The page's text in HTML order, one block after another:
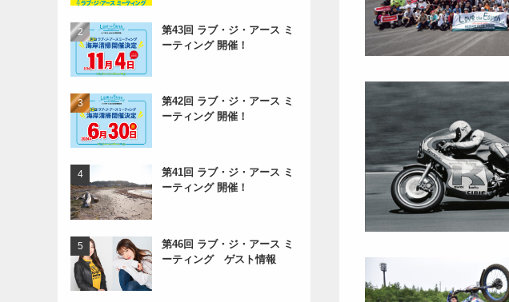
第43回 ラブ・ジ・アース ミ
ーティング 開催！
第42回 ラブ・ジ・アース ミ
ーティング 開催！
第41回 ラブ・ジ・アース ミ
ーティング 開催！
第46回 ラブ・ジ・アース ミ
ーティング ゲスト情報